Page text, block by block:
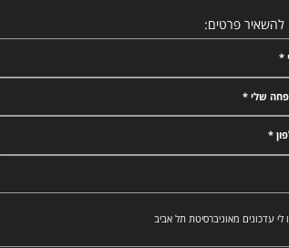
להשאיר פרטים:
*
שלי *
*
לי עדכונים מאוניברסיטת תל אביב